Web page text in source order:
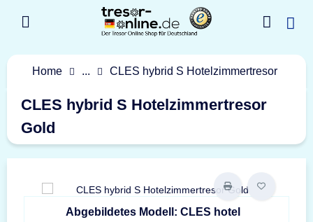
Home ... CLES hybrid S Hotelzimmertresor
CLES hybrid S Hotelzimmertresor
Gold
Abgebildetes Modell: CLES hotel